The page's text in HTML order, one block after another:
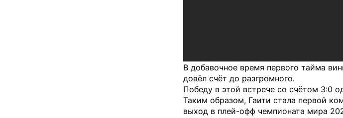
В добавочное время первого тайма
довёл счёт до разгромного.
Победу в этой встрече со счётом 3:0
Таким образом, Гаити стала первой
выход в плей-офф чемпионата мира